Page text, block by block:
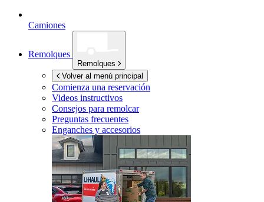
Camiones
Remolques
Remolques
Volver al menú principal
Comienza una reservación
Videos instructivos
Consejos para remolcar
Preguntas frecuentes
Enganches y accesorios